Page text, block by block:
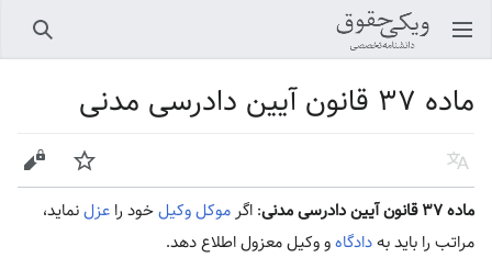
باز کردن منو اصلی جستجو
ماده ۳۷ قانون آیین دادرسی مدنی
زبان پیگیری ویرایش
ماده ۳۷ قانون آیین دادرسی مدنی : اگرموکلوکیلخود را عزلنماید،
مراتب را باید بهدادگاهو وکیل معزول اطلاع دهد.